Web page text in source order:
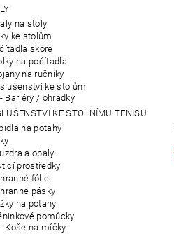
na stoly
ke stolům
skóre
na počítadla
na ručníky
ke stolům
- Bariéry / ohrádky
KE STOLNÍMU TENISU
na potahy
a obaly
prostředky
fólie
pásky
na potahy
pomůcky
- Koše na míčky